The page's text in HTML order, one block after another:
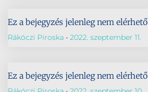
Ez a bejegyzés jelenleg nem elérhető
Rákóczi Piroska 2022. szeptember 11.
Ez a bejegyzés jelenleg nem elérhető